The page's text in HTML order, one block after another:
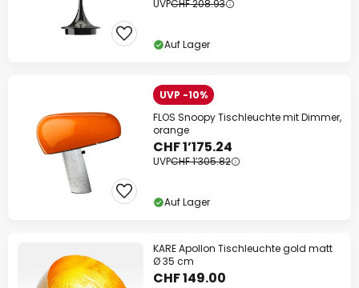
UVPCHF 208.93
Auf Lager
UVP -10%
FLOS Snoopy Tischleuchte mit Dimmer,
orange
CHF 1’175.24
UVPCHF 1’305.82
Auf Lager
KARE Apollon Tischleuchte gold matt
Ø 35 cm
CHF 149.00